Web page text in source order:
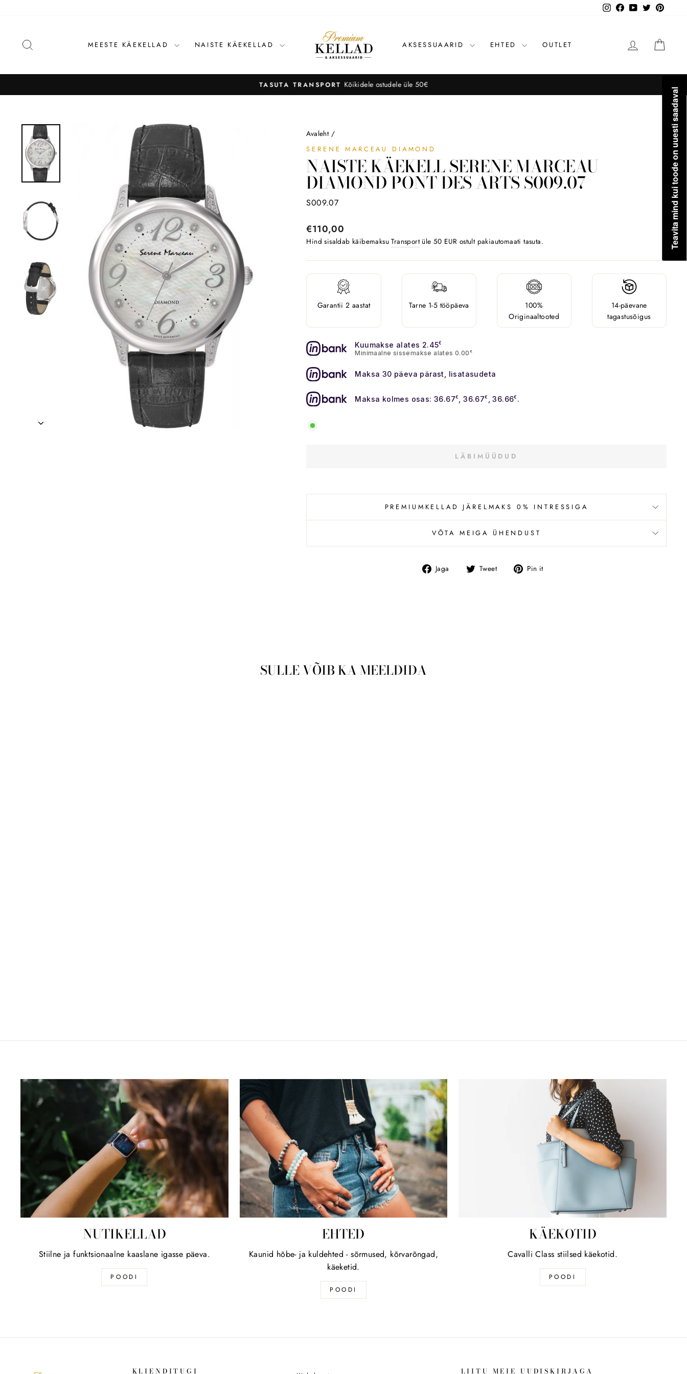
InstagramFacebook
YouTube
Twitter
MEESTE KÄEKELLAD NAISTE KÄEKELLAD AKSESSUAARID EHTED OUTLET LOGI SISSE
TASUTA TRANSPORT Kõikidele ostudele üle 50€
Avaleht /
SERENE MARCEAU DIAMOND
NAISTE KÄEKELL SERENE MARCEAU
DIAMOND PONT DES ARTS S009.07
S009.07
Tavahind
€110,00
Hind sisaldab käibemaksuTransportüle 50 EUR ostult pakiautomaati tasuta.
Garantii 2 aastat Tarne 1-5 tööpäeva
100%
Originaaltooted
14-päevane
tagastusõigus
Kuumakse alates 2.45€
Minimaalne sissemakse alates 0.00 €
Maksa 30 päeva pärast, lisatasudeta
Maksa kolmes osas: 36.67€ , 36.67€ , 36.66€ .
LÄBIMÜÜDUD
PREMIUMKELLAD JÄRELMAKS 0% INTRESSIGA
VÕTA MEIGA ÜHENDUST
Jaga
Jaga
Tweet Tweet Pin it
SULLE VÕIB KA MEELDIDA
NUTIKELLAD
Stiilne ja funktsionaalne kaaslane igasse päeva.
POODI
EHTED
Kaunid hõbe- ja kuldehted - sõrmused, kõrvarõngad,
käeketid.
POODI
KÄEKOTID
Cavalli Class stiilsed käekotid.
POODI
KLIENDITUGI LIITU MEIE UUDISKIRJAGA
Teavita mind kui toode on uuesti saadaval